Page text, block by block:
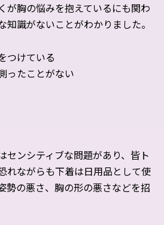
が胸の悩みを抱えているにも関わ
知識がないことがわかりました。
つけている
ったことがない
センシティブな問題があり、皆ト
れながらも下着は日用品として使
勢の悪さ、胸の形の悪さなどを招